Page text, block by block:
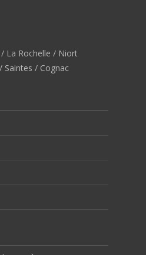
La Rochelle / Niort
Saintes / Cognac